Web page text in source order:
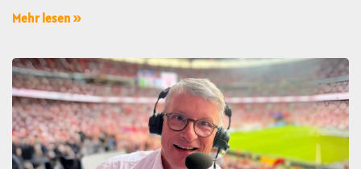
Mehr lesen »